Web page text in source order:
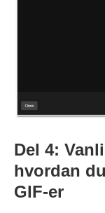
Del 4:
hvordan
GIF-er